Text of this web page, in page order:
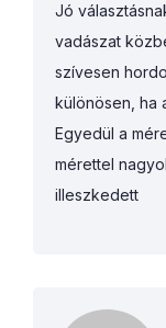
Jó
vadászat
szívesen
különösen, ha
Egyedül a
mérettel
illeszkedett